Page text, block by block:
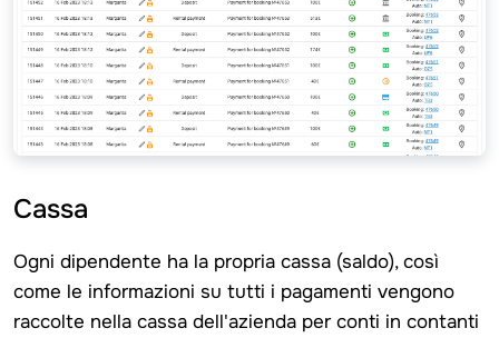
Cassa
Ogni dipendente ha la propria cassa (saldo), così
come le informazioni su tutti i pagamenti vengono
raccolte nella cassa dell'azienda per conti in contanti